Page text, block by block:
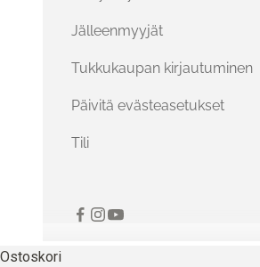
Jälleenmyyjät
Tukkukaupan kirjautuminen
Päivitä evästeasetukset
Tili
Ostoskori